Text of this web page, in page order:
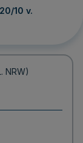
10 v.
NRW)